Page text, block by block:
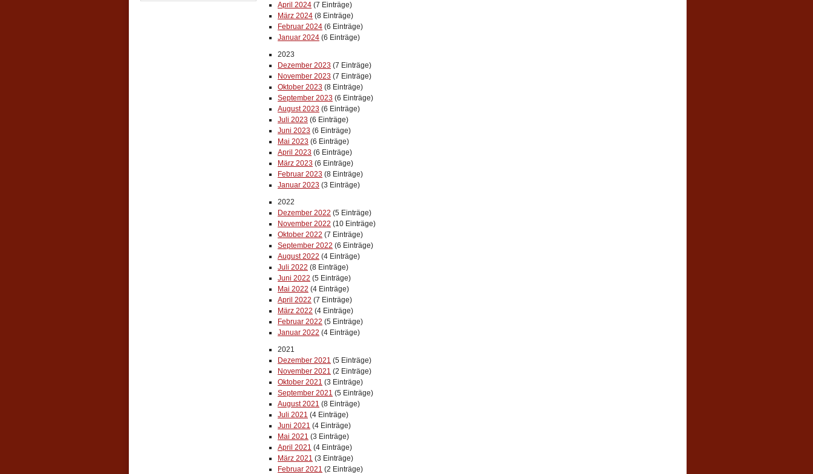
April 2024 (7 Einträge)
März 2024 (8 Einträge)
Februar 2024 (6 Einträge)
Januar 2024 (6 Einträge)
2023
Dezember 2023 (7 Einträge)
November 2023 (7 Einträge)
Oktober 2023 (8 Einträge)
September 2023 (6 Einträge)
August 2023 (6 Einträge)
Juli 2023 (6 Einträge)
Juni 2023 (6 Einträge)
Mai 2023 (6 Einträge)
April 2023 (6 Einträge)
März 2023 (6 Einträge)
Februar 2023 (8 Einträge)
Januar 2023 (3 Einträge)
2022
Dezember 2022 (5 Einträge)
November 2022 (10 Einträge)
Oktober 2022 (7 Einträge)
September 2022 (6 Einträge)
August 2022 (4 Einträge)
Juli 2022 (8 Einträge)
Juni 2022 (5 Einträge)
Mai 2022 (4 Einträge)
April 2022 (7 Einträge)
März 2022 (4 Einträge)
Februar 2022 (5 Einträge)
Januar 2022 (4 Einträge)
2021
Dezember 2021 (5 Einträge)
November 2021 (2 Einträge)
Oktober 2021 (3 Einträge)
September 2021 (5 Einträge)
August 2021 (8 Einträge)
Juli 2021 (4 Einträge)
Juni 2021 (4 Einträge)
Mai 2021 (3 Einträge)
April 2021 (4 Einträge)
März 2021 (3 Einträge)
Februar 2021 (2 Einträge)